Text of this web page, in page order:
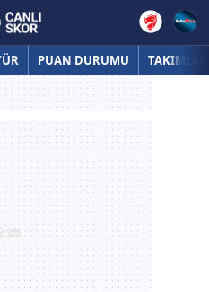
PUAN DURUMU TAKIMLAR